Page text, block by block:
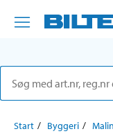
Start Byggeri